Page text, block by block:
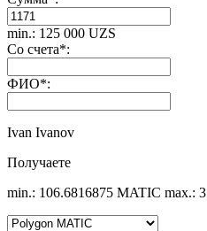
min.: 125 000 UZS
Со счета*:
ФИО*:
Ivan Ivanov
Получаете
min.: 106.6816875 MATIC max.: